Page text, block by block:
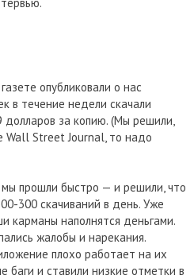
опубликовали о нас
в течение недели скачали
долларов за копию. (Мы решили,
Wall Street Journal, то надо
мы прошли быстро — и решили, что
300 скачиваний в день. Уже
карманы наполнятся деньгами.
жалобы и нарекания.
плохо работает на их
баги и ставили низкие отметки в